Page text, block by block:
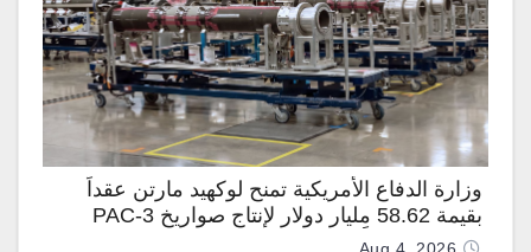
وزارة الدفاع الأمريكية تمنح لوكهيد مارتن عقداً
بقيمة 58.62 مليار دولار لإنتاج صواريخ PAC-3
المطوّرة دعماً لـ “ترسانة الحرية”